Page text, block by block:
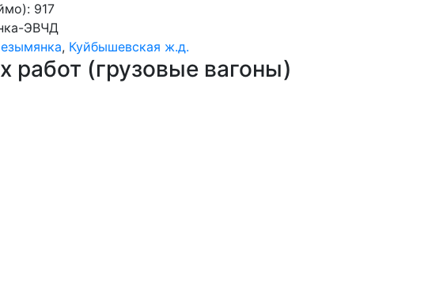
917
ЭВЧД
, Куйбышевская ж.д.
(грузовые вагоны)